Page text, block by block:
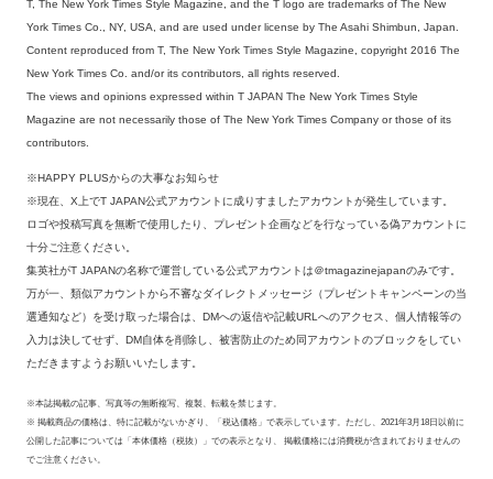
T, The New York Times Style Magazine, and the T logo are trademarks of The New
York Times Co., NY, USA, and are used under license by The Asahi Shimbun, Japan.
Content reproduced from T, The New York Times Style Magazine, copyright 2016 The
New York Times Co. and/or its contributors, all rights reserved.
The views and opinions expressed within T JAPAN The New York Times Style
Magazine are not necessarily those of The New York Times Company or those of its
contributors.
※HAPPY PLUSからの大事なお知らせ
※現在、X上でT JAPAN公式アカウントに成りすましたアカウントが発生しています。
ロゴや投稿写真を無断で使用したり、プレゼント企画などを行なっている偽アカウントに
十分ご注意ください。
集英社がT JAPANの名称で運営している公式アカウントは＠tmagazinejapanのみです。
万が一、類似アカウントから不審なダイレクトメッセージ（プレゼントキャンペーンの当
選通知など）を受け取った場合は、DMへの返信や記載URLへのアクセス、個人情報等の
入力は決してせず、DM自体を削除し、被害防止のため同アカウントのブロックをしてい
ただきますようお願いいたします。
※本誌掲載の記事、写真等の無断複写、複製、転載を禁じます。
※ 掲載商品の価格は、特に記載がないかぎり、「税込価格」で表示しています。ただし、2021年3月18日以前に
公開した記事については「本体価格（税抜）」での表示となり、 掲載価格には消費税が含まれておりませんの
でご注意ください。